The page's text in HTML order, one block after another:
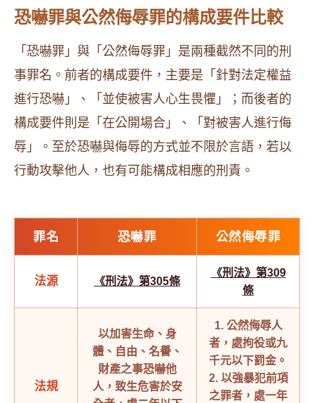
恐嚇罪與公然侮辱罪的構成要件比較
「恐嚇罪」與「公然侮辱罪」是兩種截然不同的刑
事罪名。前者的構成要件，主要是「針對法定權益
進行恐嚇」、「並使被害人心生畏懼」；而後者的
構成要件則是「在公開場合」、「對被害人進行侮
辱」。至於恐嚇與侮辱的方式並不限於言語，若以
行動攻擊他人，也有可能構成相應的刑責。
罪名 恐嚇罪 公然侮辱罪
法源 《刑法》第305條
《刑法》第309
條
法規
以加害生命、身
體、自由、名譽、
財產之事恐嚇他
人，致生危害於安
1. 公然侮辱人
者，處拘役或九
千元以下罰金。
2. 以強暴犯前項
之罪者，處一年